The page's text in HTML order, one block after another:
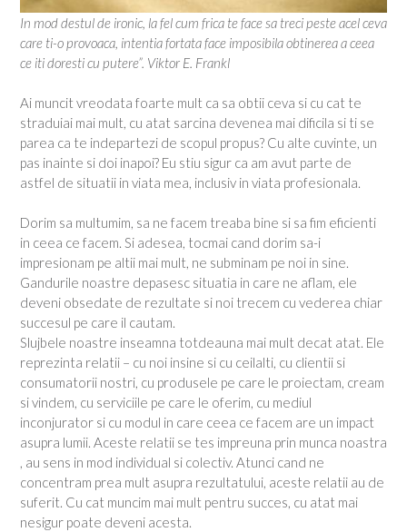
In mod destul de ironic, la fel cum frica te face sa treci peste acel ceva
care ti-o provoaca, intentia fortata face imposibila obtinerea a ceea
ce iti doresti cu putere”. Viktor E. Frankl
Ai muncit vreodata foarte mult ca sa obtii ceva si cu cat te
straduiai mai mult, cu atat sarcina devenea mai dificila si ti se
parea ca te indepartezi de scopul propus? Cu alte cuvinte, un
pas inainte si doi inapoi? Eu stiu sigur ca am avut parte de
astfel de situatii in viata mea, inclusiv in viata profesionala.
Dorim sa multumim, sa ne facem treaba bine si sa fim eficienti
in ceea ce facem. Si adesea, tocmai cand dorim sa-i
impresionam pe altii mai mult, ne subminam pe noi in sine.
Gandurile noastre depasesc situatia in care ne aflam, ele
deveni obsedate de rezultate si noi trecem cu vederea chiar
succesul pe care il cautam.
Slujbele noastre inseamna totdeauna mai mult decat atat. Ele
reprezinta relatii – cu noi insine si cu ceilalti, cu clientii si
consumatorii nostri, cu produsele pe care le proiectam, cream
si vindem, cu serviciile pe care le oferim, cu mediul
inconjurator si cu modul in care ceea ce facem are un impact
asupra lumii. Aceste relatii se tes impreuna prin munca noastra
, au sens in mod individual si colectiv. Atunci cand ne
concentram prea mult asupra rezultatului, aceste relatii au de
suferit. Cu cat muncim mai mult pentru succes, cu atat mai
nesigur poate deveni acesta.